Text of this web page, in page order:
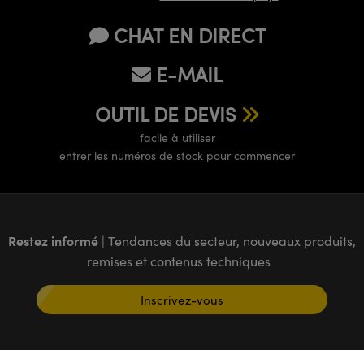
CHAT EN DIRECT
E-MAIL
OUTIL DE DEVIS
facile à utiliser
entrer les numéros de stock pour commencer
Restez informé | Tendances du secteur, nouveaux produits,
remises et contenus techniques
Inscrivez-vous